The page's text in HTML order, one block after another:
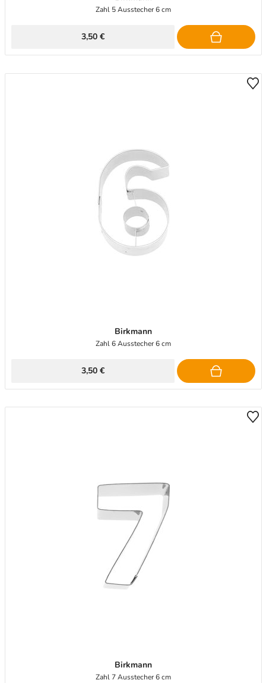
Zahl 5 Ausstecher 6 cm
3,50 €
Birkmann
Zahl 6 Ausstecher 6 cm
3,50 €
Birkmann
Zahl 7 Ausstecher 6 cm